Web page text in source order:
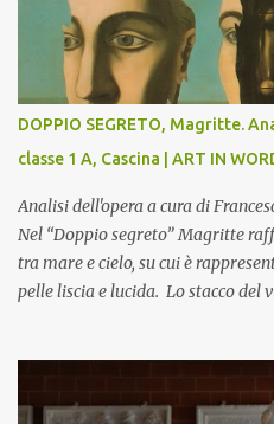
DOPPIO SEGRETO, Magritte.
classe 1 A, Cascina | ART IN
Analisi dell'opera a cura di
Nel “Doppio segreto” Magritte
tra mare e cielo, su cui è
pelle liscia e lucida. Lo stacco del
un motivo che Magritte propone
che in questo caso assumono un